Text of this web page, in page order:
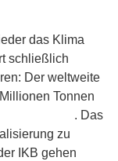
das Klima
schließlich
Der weltweite
Tonnen
. Das
zu
IKB gehen